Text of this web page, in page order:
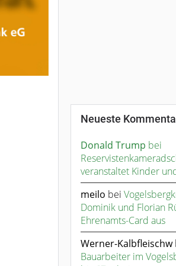
Neueste
Donald Trump bei
veranstaltet Kinder
meilo bei
Dominik und Florian
Ehrenamts-Card aus
Werner-Kalbfleischw
Bauarbeiter im